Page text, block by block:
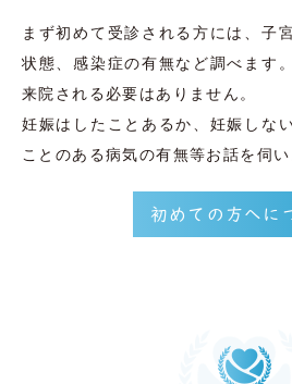
まず初めて受診される方には、子
状態、感染症の有無など調べます
来院される必要はありません。
妊娠はしたことあるか、妊娠しな
ことのある病気の有無等お話を伺い
初めての方へに